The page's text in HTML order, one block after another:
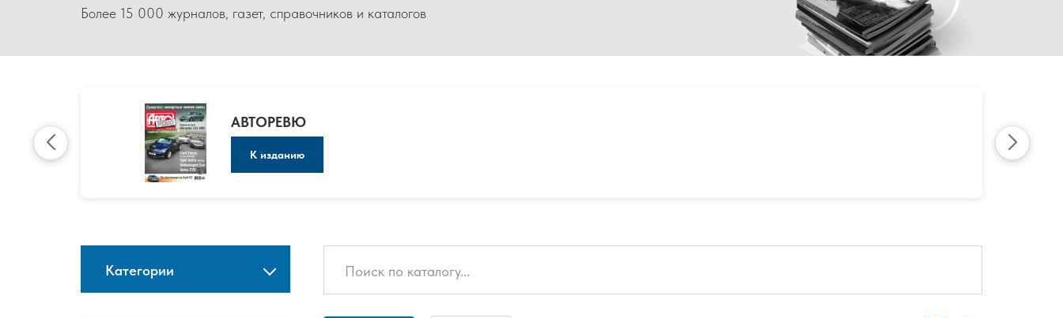
Более 15 000 журналов, газет, справочников и каталогов
АВТОРЕВЮ
К изданию
Категории